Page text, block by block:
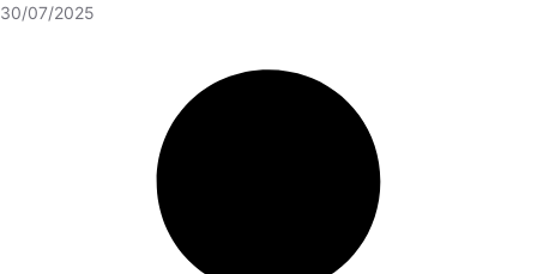
30/07/2025